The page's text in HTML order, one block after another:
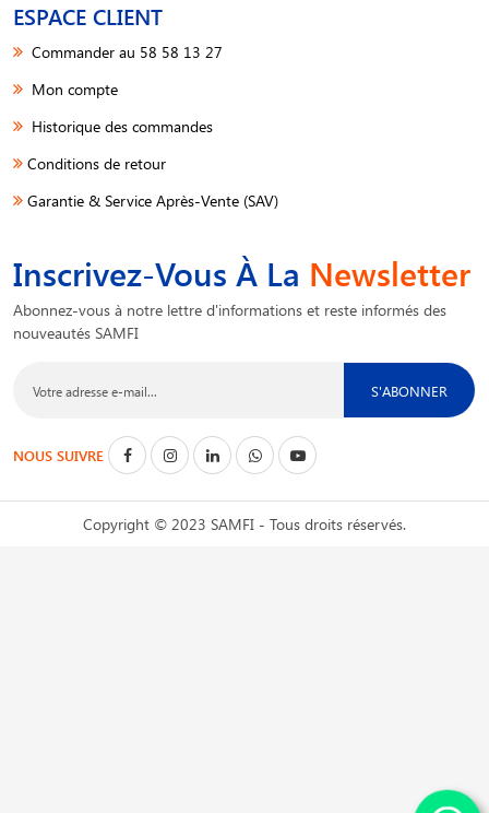
ESPACE CLIENT
Commander au 58 58 13 27
Mon compte
Historique des commandes
Conditions de retour
Garantie & Service Après-Vente (SAV)
Inscrivez-Vous À La Newsletter
Abonnez-vous à notre lettre d'informations et reste informés des
nouveautés SAMFI
S'ABONNER
NOUS SUIVRE
Copyright © 2023 SAMFI - Tous droits réservés.